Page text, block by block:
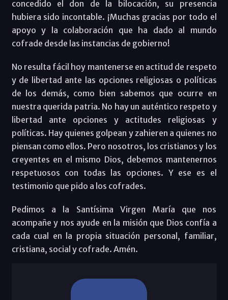
concedido el don de la bilocación, su presencia
hubiera sido incontable. ¡Muchas gracias por todo el
apoyo y la colaboración que ha dado al mundo
cofrade desde las instancias de gobierno!
No resulta fácil hoy mantenerse en actitud de respeto
y de libertad ante las opciones religiosas o políticas
de los demás, como bien sabemos que ocurre en
nuestra querida patria. No hay un auténtico respeto y
libertad ante opciones y actitudes religiosas y
políticas. Hay quienes golpean y zahieren a quienes no
piensan como ellos. Pero nosotros, los cristianos y los
creyentes en el mismo Dios, debemos mantenernos
respetuosos con todas las opciones. Y ese es el
testimonio que pido a los cofrades.
Pedimos a la Santísima Virgen María que nos
acompañe y nos ayude en la misión que Dios confía a
cada cual en la propia situación personal, familiar,
cristiana, social y cofrade. Amén.